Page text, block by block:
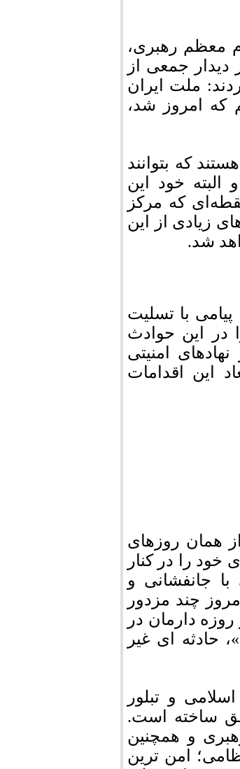
معظم رهبری،
جمعی از
ملت ایران
که امروز شد،
که بتوانند
خود این
که مرکز
زیادی از این
شد.
با تسلیت
در این حوادث
امنیتی
این اقدامات
همان روزهای
خود را در کنار
جانفشانی و
چند مزدور
دارمان در
حادثه ای غیر
اسلامی و تبلور
ساخته است.
و همچنین
امن ترین